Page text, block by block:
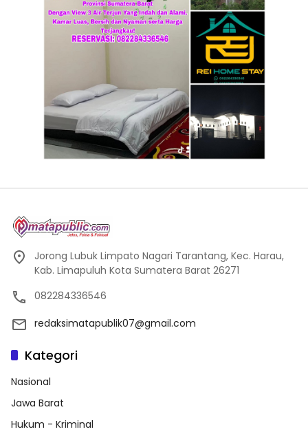
Jorong Lubuk Limpato Nagari Tarantang, Kec. Harau,
Kab. Limapuluh Kota Sumatera Barat 26271
082284336546
redaksimatapublik07@gmail.com
Kategori
Nasional
Jawa Barat
Hukum - Kriminal